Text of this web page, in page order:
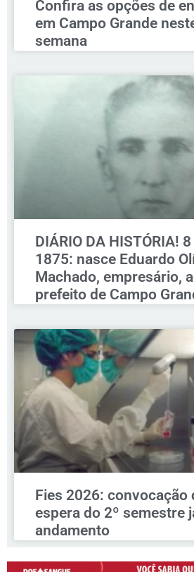
Confira as opções de
em Campo Grande
semana
DIÁRIO DA HISTÓRIA!
1875: nasce Eduardo
Machado, empresário,
prefeito de Campo
Fies 2026: convocação
espera do 2º semestre
andamento